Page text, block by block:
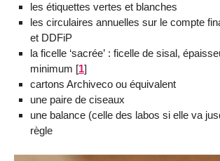
les étiquettes vertes et blanches
les circulaires annuelles sur le compte
et DDFiP
la ficelle ‘sacrée’ : ficelle de sisal,
minimum [1]
cartons Archiveco ou équivalent
une paire de ciseaux
une balance (celle des labos si elle va
règle